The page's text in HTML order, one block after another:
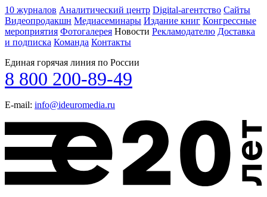
10 журналов Аналитический центр Digital-агентство Сайты
Видеопродакшн Медиасеминары Издание книг Конгрессные
мероприятия Фотогалерея Новости Рекламодателю Доставка
и подписка Команда Контакты
Единая горячая линия по России
8 800 200-89-49
E-mail: info@ideuromedia.ru